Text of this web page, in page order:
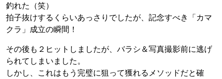
釣れた（笑）
拍子抜けするくらいあっさりでしたが、記念すべき「カマ
クラ」成立の瞬間！
その後も２ヒットしましたが、バラシ＆写真撮影前に逃げ
られてしまいました。
しかし、これはもう完璧に狙って獲れるメソッドだと確